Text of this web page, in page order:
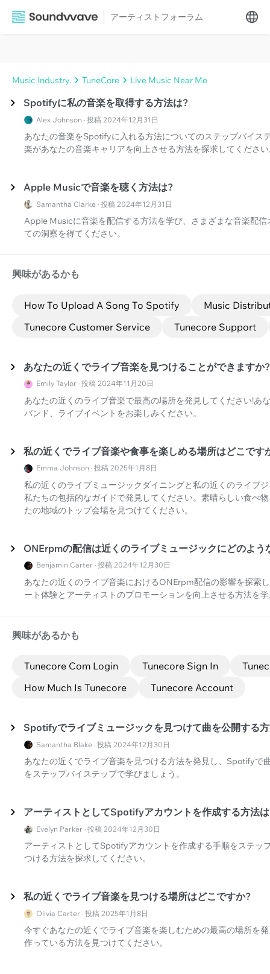
アーティストフォーラム
Music Industry. TuneCore Live Music Near Me
Spotifyに私の音楽を取得する方法は?
Alex Johnson · 投稿 2024年12月31日
あなたの音楽をSpotifyに入れる方法についてのステップバイス
楽があなたの音楽キャリアを向上させる方法を探求してくださ
Apple Musicで音楽を聴く方法は?
Samantha Clarke · 投稿 2024年12月31日
Apple Musicに音楽を配信する方法を学び、さまざまな音楽配
ての洞察を得てください。
興味があるかも
How To Upload A Song To Spotify
Music
Tunecore Customer Service
Tunecore Support
あなたの近くでライブ音楽を見つけることができますか?
Emily Taylor · 投稿 2024年11月20日
あなたの近くのライブ音楽で最高の場所を発見してください!あ
バンド、ライブイベントをお楽しみください。
私の近くでライブ音楽や食事を楽しめる場所はどこです
Emma Johnson · 投稿 2025年1月8日
私の近くのライブミュージックダイニングと私の近くのライブ
私たちの包括的なガイドで発見してください。素晴らしい食べ
たの地域のトップ会場を見つけてください。
ONErpmの配信は近くのライブミュージックにどのよう
Benjamin Carter · 投稿 2024年12月30日
あなたの近くのライブ音楽におけるONErpm配信の影響を探索
ート体験とアーティストのプロモーションを向上させる方法を
興味があるかも
Tunecore Com Login Tunecore Sign In
How Much Is Tunecore
Tunecore Account
Spotifyでライブミュージックを見つけて曲を公開する
Samantha Blake · 投稿 2024年12月30日
あなたの近くでライブ音楽を見つける方法を発見し、Spotifyで
をステップバイステップで学びましょう。
アーティストとしてSpotifyアカウントを作成する方法
Evelyn Parker · 投稿 2024年12月30日
アーティストとしてSpotifyアカウントを作成する手順をステッ
つける方法を探求してください。
私の近くでライブ音楽を見つける場所はどこですか?
Olivia Carter · 投稿 2025年1月8日
今すぐあなたの近くでライブ音楽を楽しむための最高の場所を
作っている方法を見つけてください。